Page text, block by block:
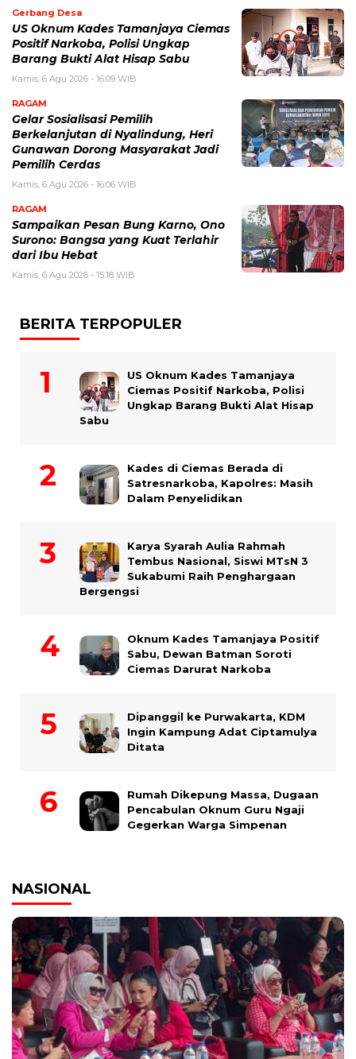
Gerbang Desa
US Oknum Kades Tamanjaya Ciemas
Positif Narkoba, Polisi Ungkap
Barang Bukti Alat Hisap Sabu
Kamis, 6 Agu 2026 - 16:09 WIB
RAGAM
Gelar Sosialisasi Pemilih
Berkelanjutan di Nyalindung, Heri
Gunawan Dorong Masyarakat Jadi
Pemilih Cerdas
Kamis, 6 Agu 2026 - 16:06 WIB
RAGAM
Sampaikan Pesan Bung Karno, Ono
Surono: Bangsa yang Kuat Terlahir
dari Ibu Hebat
Kamis, 6 Agu 2026 - 15:18 WIB
BERITA TERPOPULER
US Oknum Kades Tamanjaya
Ciemas Positif Narkoba, Polisi
Ungkap Barang Bukti Alat Hisap
Sabu
Kades di Ciemas Berada di
Satresnarkoba, Kapolres: Masih
Dalam Penyelidikan
Karya Syarah Aulia Rahmah
Tembus Nasional, Siswi MTsN 3
Sukabumi Raih Penghargaan
Bergengsi
Oknum Kades Tamanjaya Positif
Sabu, Dewan Batman Soroti
Ciemas Darurat Narkoba
Dipanggil ke Purwakarta, KDM
Ingin Kampung Adat Ciptamulya
Ditata
Rumah Dikepung Massa, Dugaan
Pencabulan Oknum Guru Ngaji
Gegerkan Warga Simpenan
NASIONAL